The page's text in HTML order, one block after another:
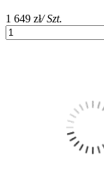
1 649 zł/ Szt.